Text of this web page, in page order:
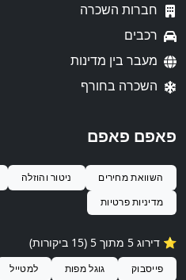
חברות השכרה
רכבים
מעבר בין מדינות
השכרה בחורף
פאפם פאפם
השוואת מחירים ניטור והוזלה
מדיניות פרטיות
⭐️ דירוג 5 מתוך 5 ( 15 ביקורות)
פייסבוק גוגל מפות למטייל